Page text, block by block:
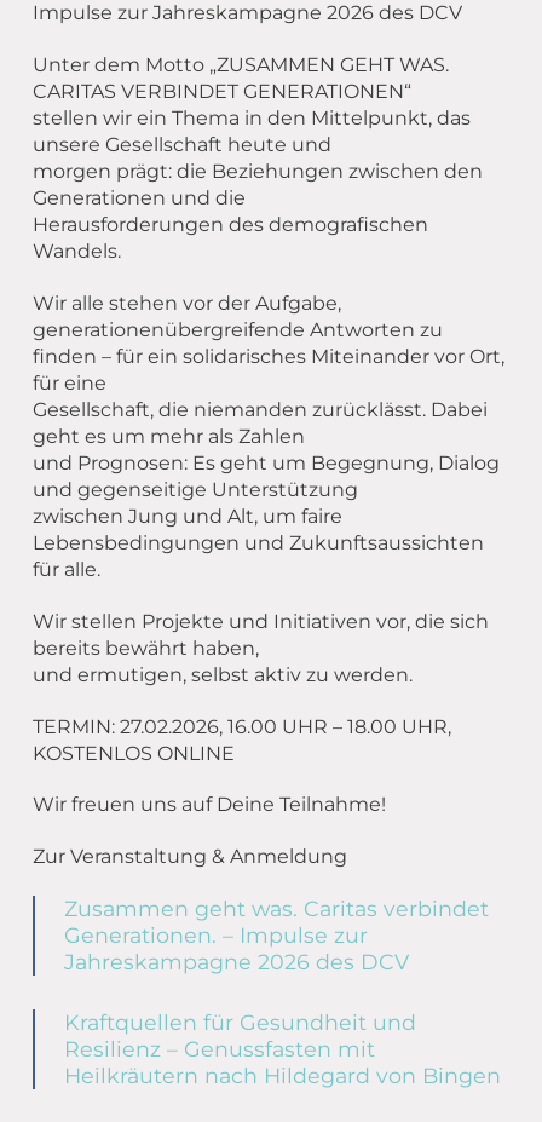
Impulse zur Jahreskampagne 2026 des DCV
Unter dem Motto „ZUSAMMEN GEHT WAS.
CARITAS VERBINDET GENERATIONEN“
stellen wir ein Thema in den Mittelpunkt, das
unsere Gesellschaft heute und
morgen prägt: die Beziehungen zwischen den
Generationen und die
Herausforderungen des demografischen
Wandels.
Wir alle stehen vor der Aufgabe,
generationenübergreifende Antworten zu
finden – für ein solidarisches Miteinander vor Ort,
für eine
Gesellschaft, die niemanden zurücklässt. Dabei
geht es um mehr als Zahlen
und Prognosen: Es geht um Begegnung, Dialog
und gegenseitige Unterstützung
zwischen Jung und Alt, um faire
Lebensbedingungen und Zukunftsaussichten
für alle.
Wir stellen Projekte und Initiativen vor, die sich
bereits bewährt haben,
und ermutigen, selbst aktiv zu werden.
TERMIN: 27.02.2026, 16.00 UHR – 18.00 UHR,
KOSTENLOS ONLINE
Wir freuen uns auf Deine Teilnahme!
Zur Veranstaltung & Anmeldung
Zusammen geht was. Caritas verbindet
Generationen. – Impulse zur
Jahreskampagne 2026 des DCV
Kraftquellen für Gesundheit und
Resilienz – Genussfasten mit
Heilkräutern nach Hildegard von Bingen